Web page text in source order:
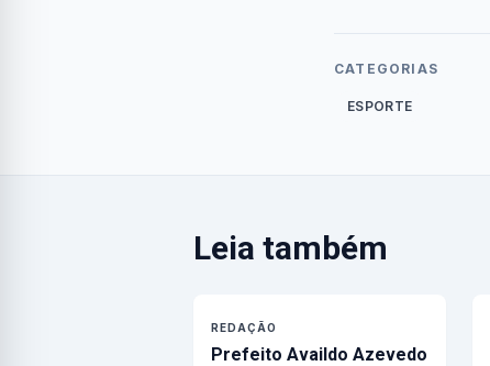
CATEGORIAS
ESPORTE
Leia também
REDAÇÃO
Prefeito Availdo Azevedo